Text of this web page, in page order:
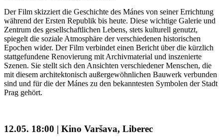
Der Film skizziert die Geschichte des Mánes von seiner Errichtung
während der Ersten Republik bis heute. Diese wichtige Galerie und
Zentrum des gesellschaftlichen Lebens, stets kulturell genutzt,
spiegelt die soziale Atmosphäre der verschiedenen historischen
Epochen wider. Der Film verbindet einen Bericht über die kürzlich
stattgefundene Renovierung mit Archivmaterial und inszenierte
Szenen. Sie stellt sich den Ansichten verschiedener Menschen, die
mit diesem architektonisch außergewöhnlichen Bauwerk verbunden
sind und für die der Mánes zu den bekanntesten Symbolen der Stadt
Prag gehört.
12.05. 18:00 | Kino Varšava, Liberec